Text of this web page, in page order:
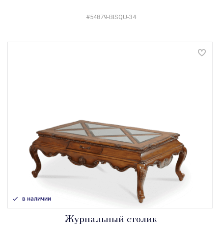
#54879-BISQU-34
в наличии
Журнальный столик